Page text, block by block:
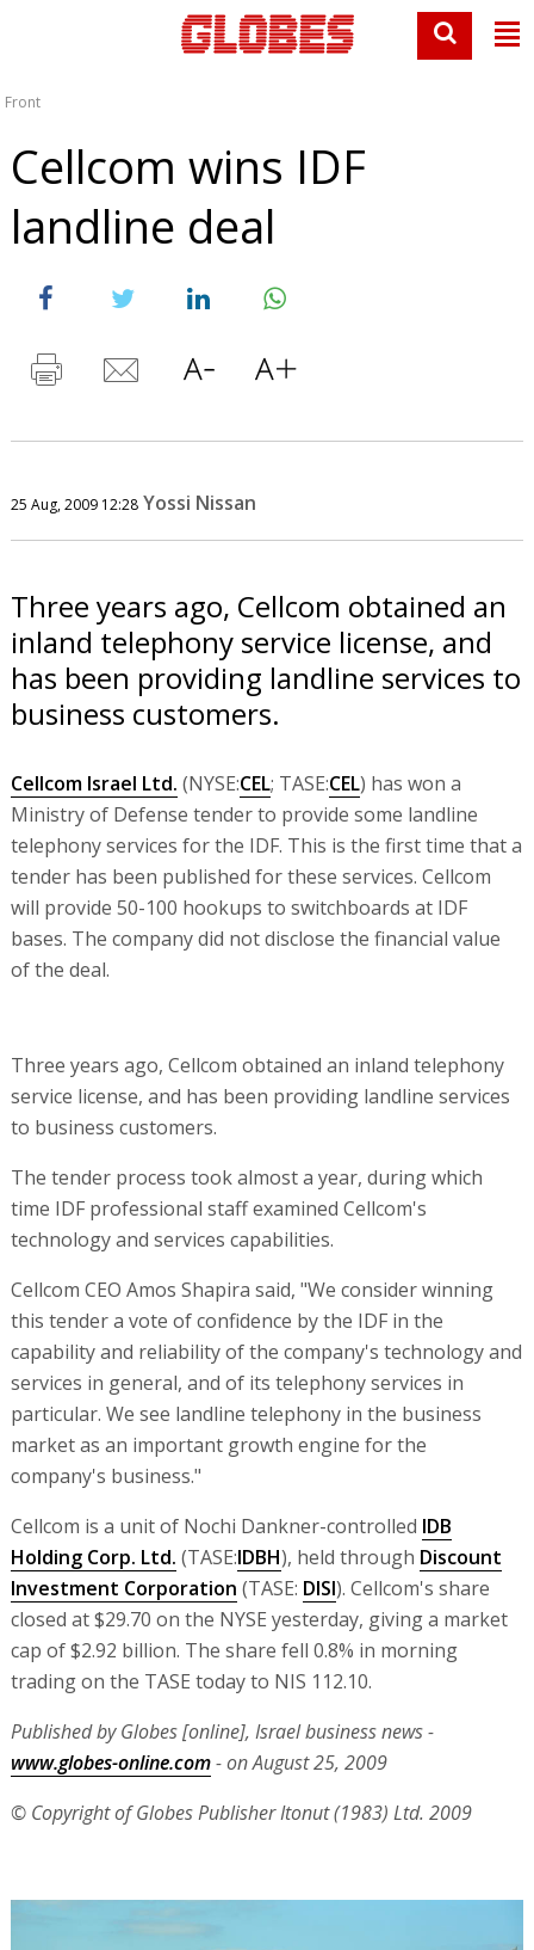
Front
Cellcom wins IDF
landline deal
25 Aug, 2009 12:28 Yossi Nissan
Three years ago, Cellcom obtained an
inland telephony service license, and
has been providing landline services to
business customers.
Cellcom Israel Ltd. (NYSE:CEL; TASE:CEL) has won a
Ministry of Defense tender to provide some landline
telephony services for the IDF. This is the first time that a
tender has been published for these services. Cellcom
will provide 50-100 hookups to switchboards at IDF
bases. The company did not disclose the financial value
of the deal.
Three years ago, Cellcom obtained an inland telephony
service license, and has been providing landline services
to business customers.
The tender process took almost a year, during which
time IDF professional staff examined Cellcom's
technology and services capabilities.
Cellcom CEO Amos Shapira said, "We consider winning
this tender a vote of confidence by the IDF in the
capability and reliability of the company's technology and
services in general, and of its telephony services in
particular. We see landline telephony in the business
market as an important growth engine for the
company's business."
Cellcom is a unit of Nochi Dankner-controlled IDB
Holding Corp. Ltd. (TASE:IDBH), held through Discount
Investment Corporation (TASE: DISI). Cellcom's share
closed at $29.70 on the NYSE yesterday, giving a market
cap of $2.92 billion. The share fell 0.8% in morning
trading on the TASE today to NIS 112.10.
Published by Globes [online], Israel business news -
www.globes-online.com- on August 25, 2009
© Copyright of Globes Publisher Itonut (1983) Ltd. 2009